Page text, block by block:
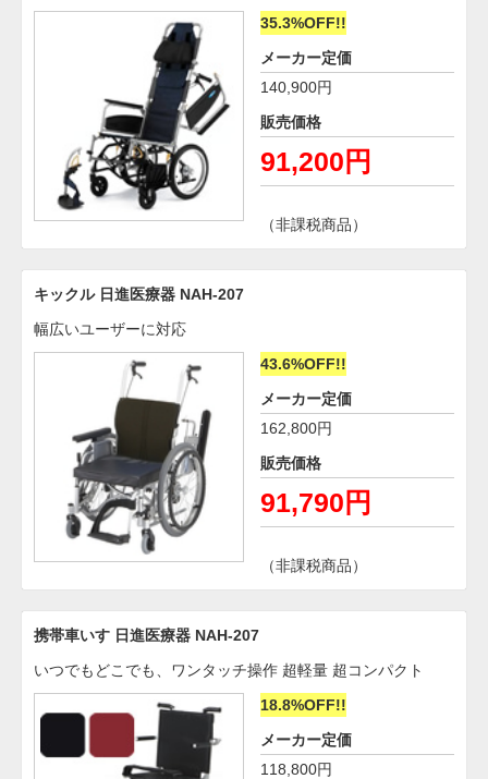
35.3%OFF!!
メーカー定価
140,900円
販売価格
91,200円
（非課税商品）
キックル 日進医療器 NAH-207
幅広いユーザーに対応
43.6%OFF!!
メーカー定価
162,800円
販売価格
91,790円
（非課税商品）
携帯車いす 日進医療器 NAH-207
いつでもどこでも、ワンタッチ操作 超軽量 超コンパクト
18.8%OFF!!
メーカー定価
118,800円